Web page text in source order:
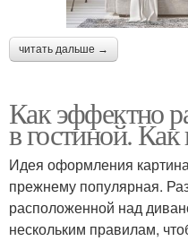
читать дальше →
Как эффектно
в гостиной.
Идея оформления
прежнему популярная.
расположенной над
нескольким правилам,